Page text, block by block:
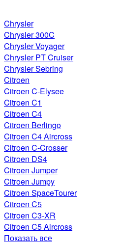
Chrysler
Chrysler 300C
Chrysler Voyager
Chrysler PT Cruiser
Chrysler Sebring
Citroen
Citroen C-Elysee
Citroen C1
Citroen C4
Citroen Berlingo
Citroen C4 Aircross
Citroen C-Crosser
Citroen DS4
Citroen Jumper
Citroen Jumpy
Citroen SpaceTourer
Citroen C5
Citroen C3-XR
Citroen C5 Aircross
Показать все